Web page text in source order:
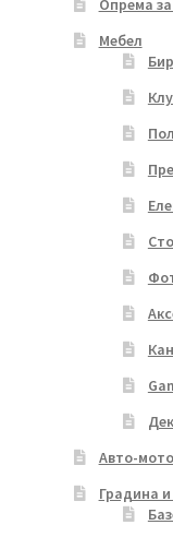
Опрема
Мебел
Авто-
Градина